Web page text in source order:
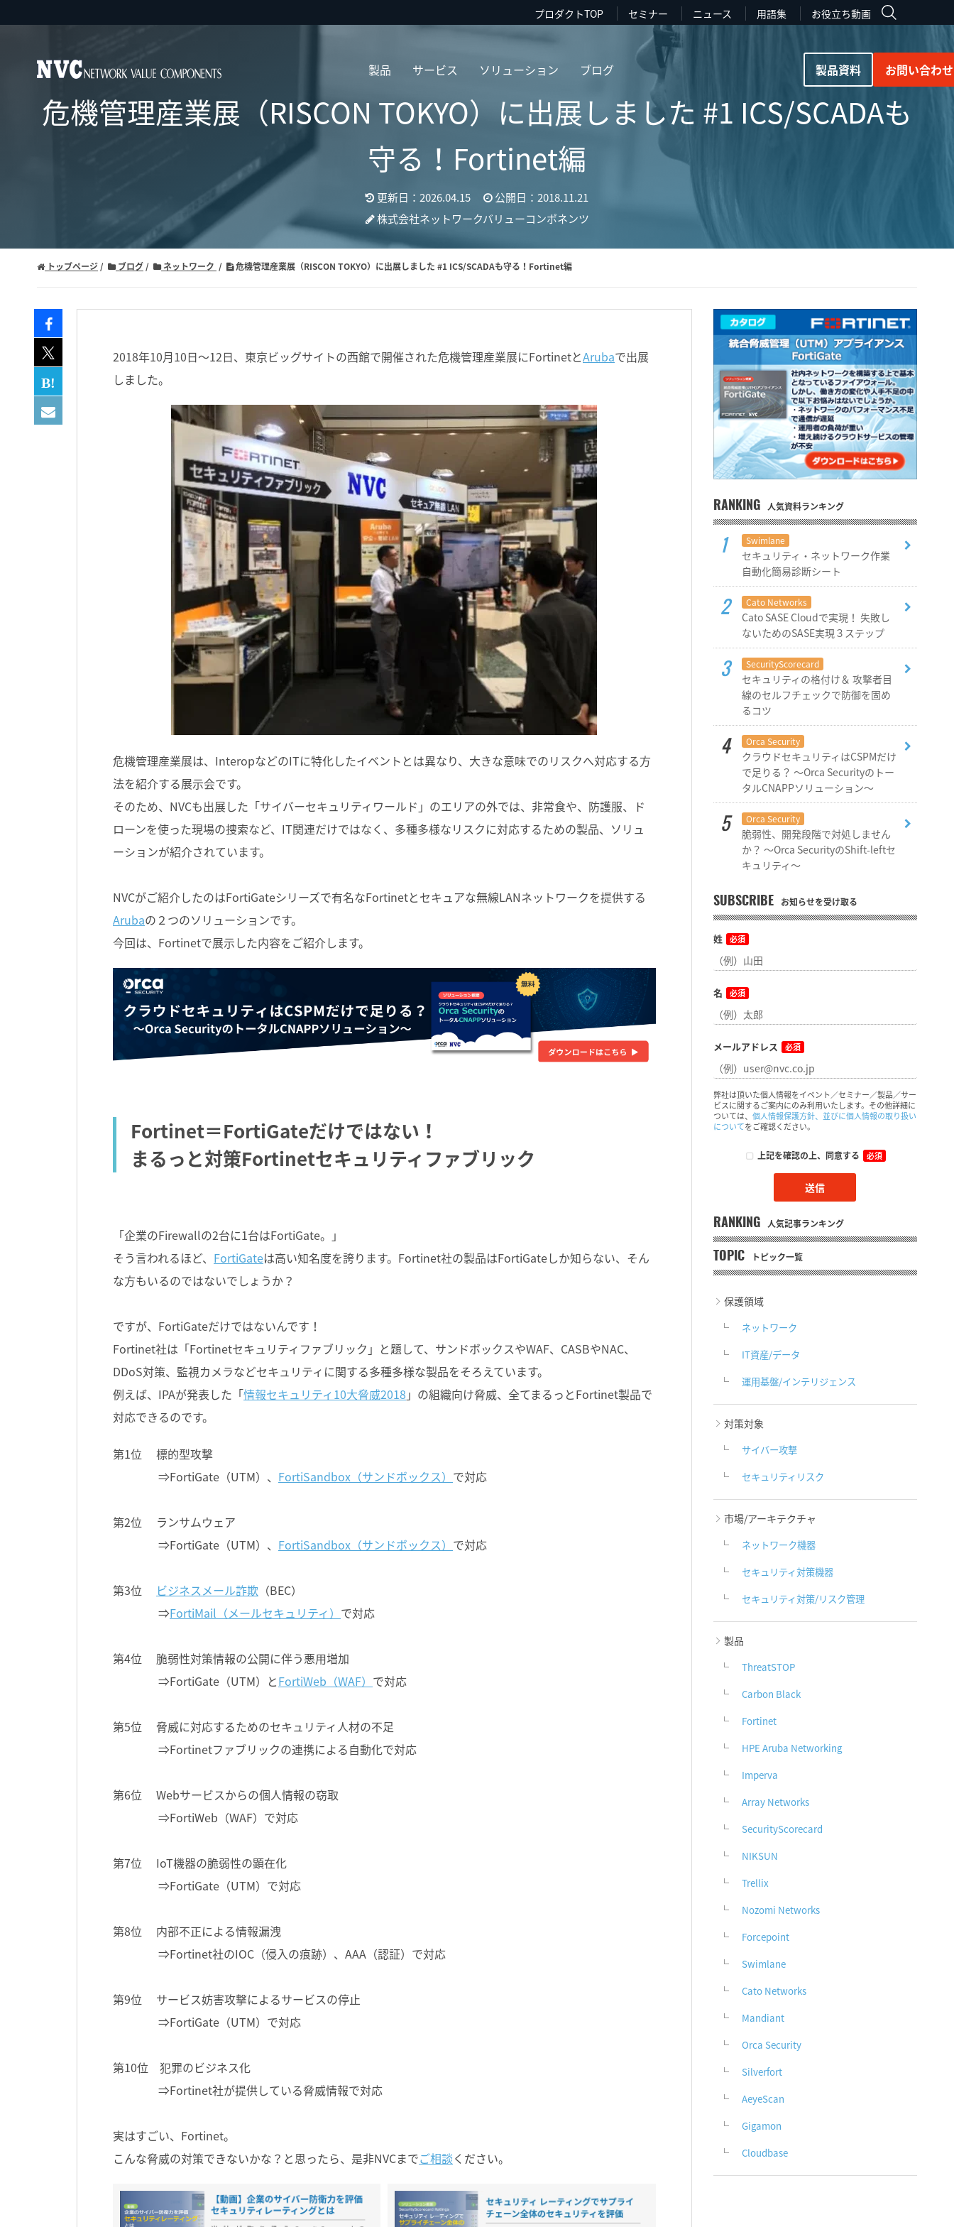
プロダクトTOP セミナー ニュース 用語集 お役立ち動画
製品 サービス ソリューション ブログ 製品資料 お問い合わせ
危機管理産業展（RISCON TOKYO）に出展しました #1 ICS/SCADAも
守る！Fortinet編
更新日：2026.04.15
公開日：2018.11.21
株式会社ネットワークバリューコンポネンツ
トップページ ブログ ネットワーク 危機管理産業展（RISCON TOKYO）に出展しました #1 ICS/SCADAも守る！Fortinet編
2018年10月10日～12日、東京ビッグサイトの西館で開催された危機管理産業展にFortinetとArubaで出展
しました。
危機管理産業展は、InteropなどのITに特化したイベントとは異なり、大きな意味でのリスクへ対応する方
法を紹介する展示会です。
そのため、NVCも出展した「サイバーセキュリティワールド」のエリアの外では、非常食や、防護服、ド
ローンを使った現場の捜索など、IT関連だけではなく、多種多様なリスクに対応するための製品、ソリュ
ーションが紹介されています。
NVCがご紹介したのはFortiGateシリーズで有名なFortinetとセキュアな無線LANネットワークを提供する
Arubaの２つのソリューションです。
今回は、Fortinetで展示した内容をご紹介します。
Fortinet＝FortiGateだけではない！
まるっと対策Fortinetセキュリティファブリック
「企業のFirewallの2台に1台はFortiGate。」
そう言われるほど、 FortiGateは高い知名度を誇ります。Fortinet社の製品はFortiGateしか知らない、そん
な方もいるのではないでしょうか？
ですが、FortiGateだけではないんです！
Fortinet社は「Fortinetセキュリティファブリック」と題して、サンドボックスやWAF、CASBやNAC、
DDoS対策、監視カメラなどセキュリティに関する多種多様な製品をそろえています。
例えば、IPAが発表した「情報セキュリティ10大脅威2018 」の組織向け脅威、全てまるっとFortinet製品で
対応できるのです。
第1位 標的型攻撃
⇒FortiGate（UTM）、 FortiSandbox（サンドボックス） で対応
第2位 ランサムウェア
⇒FortiGate（UTM）、 FortiSandbox（サンドボックス） で対応
第3位 ビジネスメール詐欺 （BEC）
⇒FortiMail（メールセキュリティ） で対応
第4位 脆弱性対策情報の公開に伴う悪用増加
⇒FortiGate（UTM）とFortiWeb（WAF） で対応
第5位 脅威に対応するためのセキュリティ人材の不足
⇒Fortinetファブリックの連携による自動化で対応
第6位 Webサービスからの個人情報の窃取
⇒FortiWeb（WAF）で対応
第7位 IoT機器の脆弱性の顕在化
⇒FortiGate（UTM）で対応
第8位 内部不正による情報漏洩
⇒Fortinet社のIOC（侵入の痕跡）、AAA（認証）で対応
第9位 サービス妨害攻撃によるサービスの停止
⇒FortiGate（UTM）で対応
第10位 犯罪のビジネス化
⇒Fortinet社が提供している脅威情報で対応
実はすごい、Fortinet。
こんな脅威の対策できないかな？と思ったら、是非NVCまでご相談ください。
RANKING 人気資料ランキング
Swimlane
セキュリティ・ネットワーク作業
自動化簡易診断シート
Cato Networks
Cato SASE Cloudで実現！ 失敗し
ないためのSASE実現３ステップ
SecurityScorecard
セキュリティの格付け＆ 攻撃者目
線のセルフチェックで防御を固め
るコツ
Orca Security
クラウドセキュリティはCSPMだけ
で足りる？ ～Orca Securityのトー
タルCNAPPソリューション～
Orca Security
脆弱性、開発段階で対処しません
か？ ～Orca SecurityのShift-leftセ
キュリティ～
SUBSCRIBE お知らせを受け取る
姓 必須
名 必須
メールアドレス 必須
弊社は頂いた個人情報をイベント／セミナー／製品／サー
ビスに関するご案内にのみ利用いたします。その他詳細に
ついては、 個人情報保護方針、並びに個人情報の取り扱い
についてをご確認ください。
上記を確認の上、同意する 必須
RANKING 人気記事ランキング
TOPIC トピック一覧
保護領域
ネットワーク
IT資産/データ
運用基盤/インテリジェンス
対策対象
サイバー攻撃
セキュリティリスク
市場/アーキテクチャ
ネットワーク機器
セキュリティ対策機器
セキュリティ対策/リスク管理
製品
ThreatSTOP
Carbon Black
Fortinet
HPE Aruba Networking
Imperva
Array Networks
SecurityScorecard
NIKSUN
Trellix
Nozomi Networks
Forcepoint
Swimlane
Cato Networks
Mandiant
Orca Security
Silverfort
AeyeScan
Gigamon
Cloudbase